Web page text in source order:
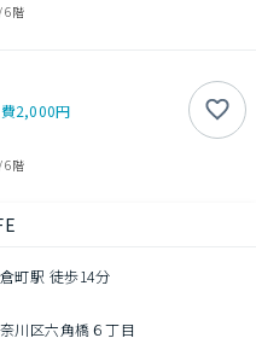
6階
2,000円
6階
町駅 徒歩14分
川区六角橋６丁目